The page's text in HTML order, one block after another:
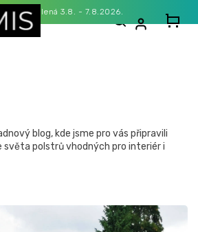
dovolená 3.8. - 7.8.2026.
blog, kde jsme pro vás připravili
polstrů vhodných pro interiér i